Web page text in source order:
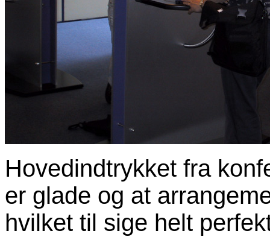
Hovedindtrykket fra
er glade og at
hvilket til sige helt